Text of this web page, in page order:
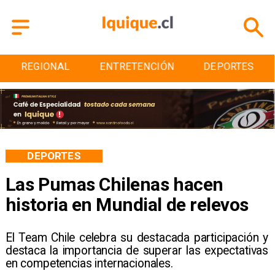
ENTRETENCIÓN DEPORTES CULTURA
Las Pumas Chilenas hacen
historia en Mundial de relevos
El Team Chile celebra su destacada participación y
destaca la importancia de superar las expectativas
en competencias internacionales.
DEPORTES